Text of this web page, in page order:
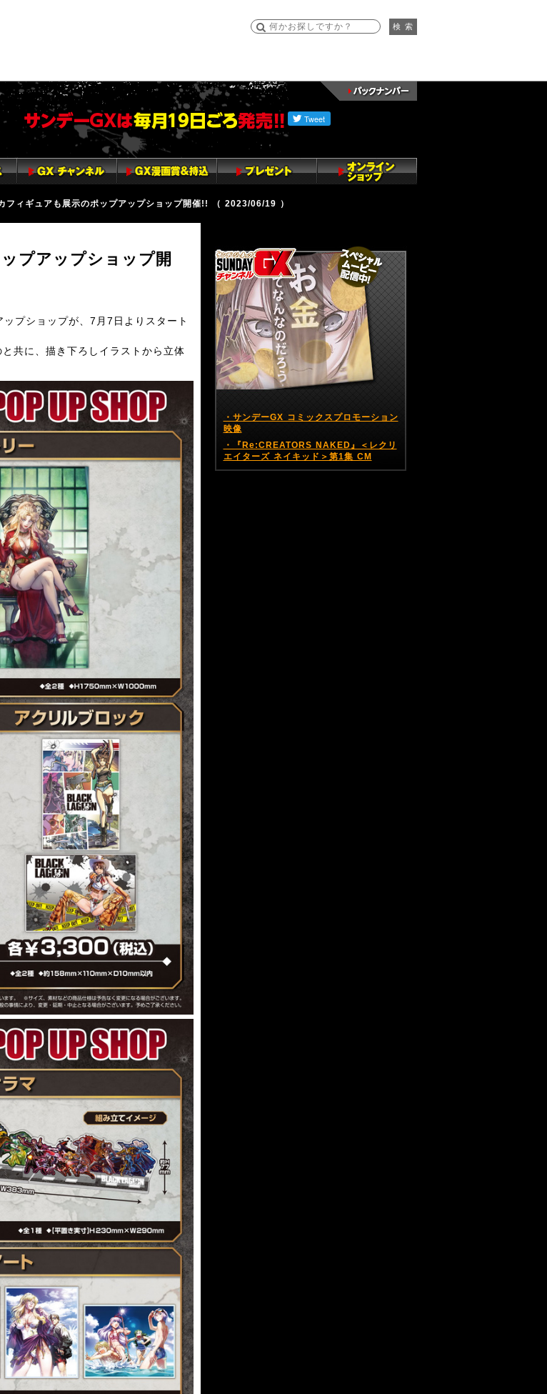
検 索
ィギュアも展示のポップアップショップ開催!! （ 2023/06/19 ）
プアップショップ開
プショップが、7月7日よりスタート
共に、描き下ろしイラストから立体
・サンデーGX コミックスプロモーション
映像
・『Re:CREATORS NAKED』＜レクリ
エイターズ ネイキッド＞第1集 CM